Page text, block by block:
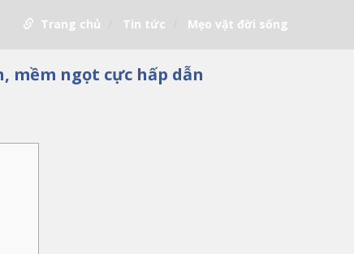
Trang chủ Tin tức Mẹo vặt đời sống
mềm ngọt cực hấp dẫn